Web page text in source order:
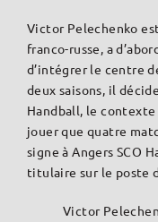
Victor Pelechenko
franco-russe, a
d’intégrer le centre
deux saisons, il
Handball, le
jouer que quatre
signe à Angers SCO
titulaire sur le poste
Victor